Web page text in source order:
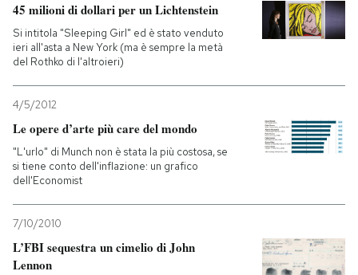
45 milioni di dollari per un Lichtenstein
Si intitola "Sleeping Girl" ed è stato venduto
ieri all'asta a New York (ma è sempre la metà
del Rothko di l'altroieri)
4/5/2012
Le opere d’arte più care del mondo
"L'urlo" di Munch non è stata la più costosa, se
si tiene conto dell'inflazione: un grafico
dell'Economist
7/10/2010
L’FBI sequestra un cimelio di John
Lennon